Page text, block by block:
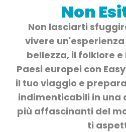
Non
Non lasciarti
vivere
bellezza, il folklore
Paesi europei con
il tuo viaggio e
indimenticabili in una
più affascinanti del
ti